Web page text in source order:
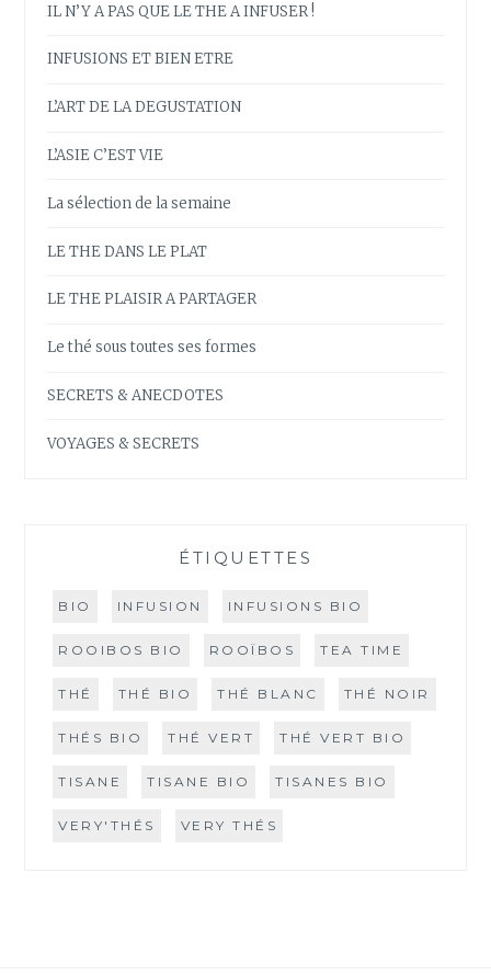
IL N’Y A PAS QUE LE THE A INFUSER !
INFUSIONS ET BIEN ETRE
L’ART DE LA DEGUSTATION
L’ASIE C’EST VIE
La sélection de la semaine
LE THE DANS LE PLAT
LE THE PLAISIR A PARTAGER
Le thé sous toutes ses formes
SECRETS & ANECDOTES
VOYAGES & SECRETS
ÉTIQUETTES
BIO INFUSION INFUSIONS BIO
ROOIBOS BIO ROOÏBOS TEA TIME
THÉ THÉ BIO THÉ BLANC THÉ NOIR
THÉS BIO THÉ VERT THÉ VERT BIO
TISANE TISANE BIO TISANES BIO
VERY'THÉS VERY THÉS